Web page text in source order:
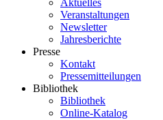
Veranstaltungen
Newsletter
Jahresberichte
Presse
Kontakt
Pressemitteilungen
Bibliothek
Bibliothek
Online-Katalog